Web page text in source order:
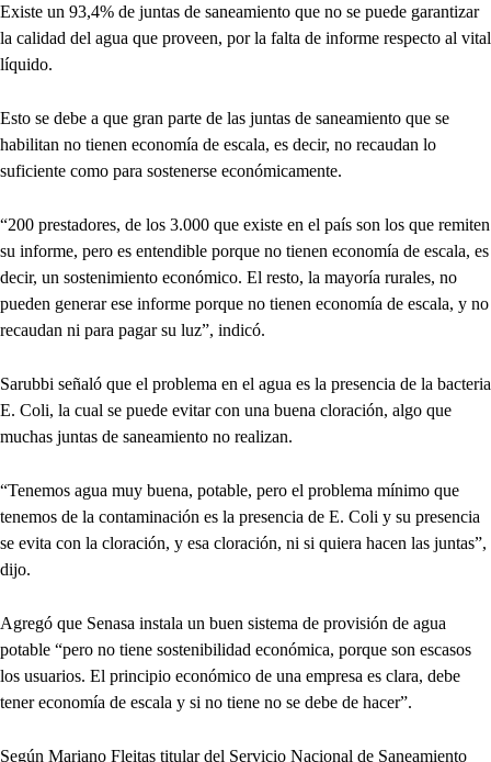
Existe un 93,4% de juntas de saneamiento que no se puede garantizar
la calidad del agua que proveen, por la falta de informe respecto al vital
líquido.
Esto se debe a que gran parte de las juntas de saneamiento que se
habilitan no tienen economía de escala, es decir, no recaudan lo
suficiente como para sostenerse económicamente.
“200 prestadores, de los 3.000 que existe en el país son los que remiten
su informe, pero es entendible porque no tienen economía de escala, es
decir, un sostenimiento económico. El resto, la mayoría rurales, no
pueden generar ese informe porque no tienen economía de escala, y no
recaudan ni para pagar su luz”, indicó.
Sarubbi señaló que el problema en el agua es la presencia de la bacteria
E. Coli, la cual se puede evitar con una buena cloración, algo que
muchas juntas de saneamiento no realizan.
“Tenemos agua muy buena, potable, pero el problema mínimo que
tenemos de la contaminación es la presencia de E. Coli y su presencia
se evita con la cloración, y esa cloración, ni si quiera hacen las juntas”,
dijo.
Agregó que Senasa instala un buen sistema de provisión de agua
potable “pero no tiene sostenibilidad económica, porque son escasos
los usuarios. El principio económico de una empresa es clara, debe
tener economía de escala y si no tiene no se debe de hacer”.
Según Mariano Fleitas titular del Servicio Nacional de Saneamiento